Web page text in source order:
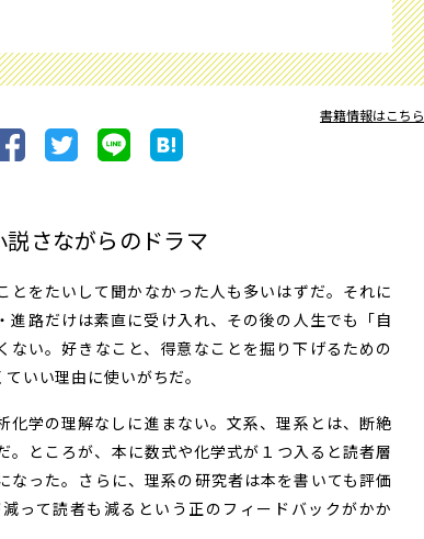
書籍情報はこちら
さながらのドラマ
とをたいして聞かなかった人も多いはずだ。それに
進路だけは素直に受け入れ、その後の人生でも「自
い。好きなこと、得意なことを掘り下げるための
いい理由に使いがちだ。
化学の理解なしに進まない。文系、理系とは、断絶
ところが、本に数式や化学式が１つ入ると読者層
った。さらに、理系の研究者は本を書いても評価
って読者も減るという正のフィードバックがかか